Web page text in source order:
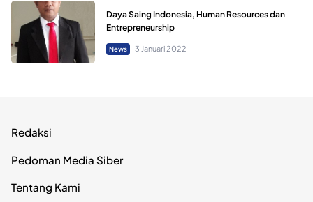
Daya Saing Indonesia, Human Resources dan
Entrepreneurship
News 3 Januari 2022
Redaksi
Pedoman Media Siber
Tentang Kami